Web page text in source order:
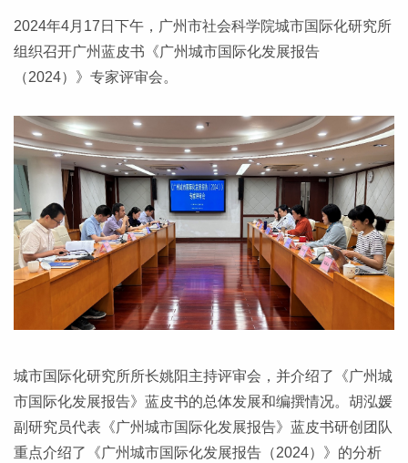
2024年4月17日下午，广州市社会科学院城市国际化研究所
组织召开广州蓝皮书《广州城市国际化发展报告
（2024）》专家评审会。
城市国际化研究所所长姚阳主持评审会，并介绍了《广州城
市国际化发展报告》蓝皮书的总体发展和编撰情况。胡泓媛
副研究员代表《广州城市国际化发展报告》蓝皮书研创团队
重点介绍了《广州城市国际化发展报告（2024）》的分析